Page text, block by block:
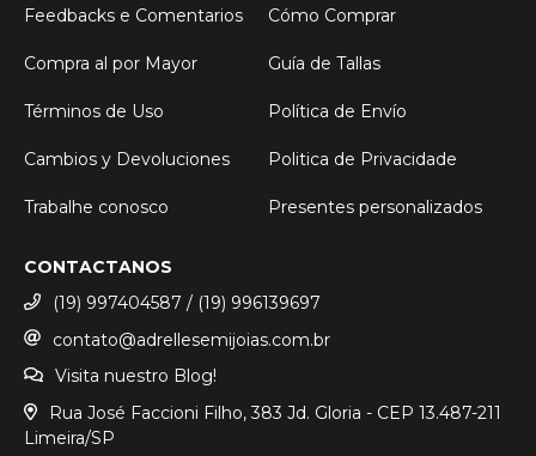
Feedbacks e Comentarios Cómo Comprar
Compra al por Mayor Guía de Tallas
Términos de Uso Política de Envío
Cambios y Devoluciones Politica de Privacidade
Trabalhe conosco Presentes personalizados
CONTACTANOS
(19) 997404587 / (19) 996139697
contato@adrellesemijoias.com.br
Visita nuestro Blog!
Rua José Faccioni Filho, 383 Jd. Gloria - CEP 13.487-211
Limeira/SP